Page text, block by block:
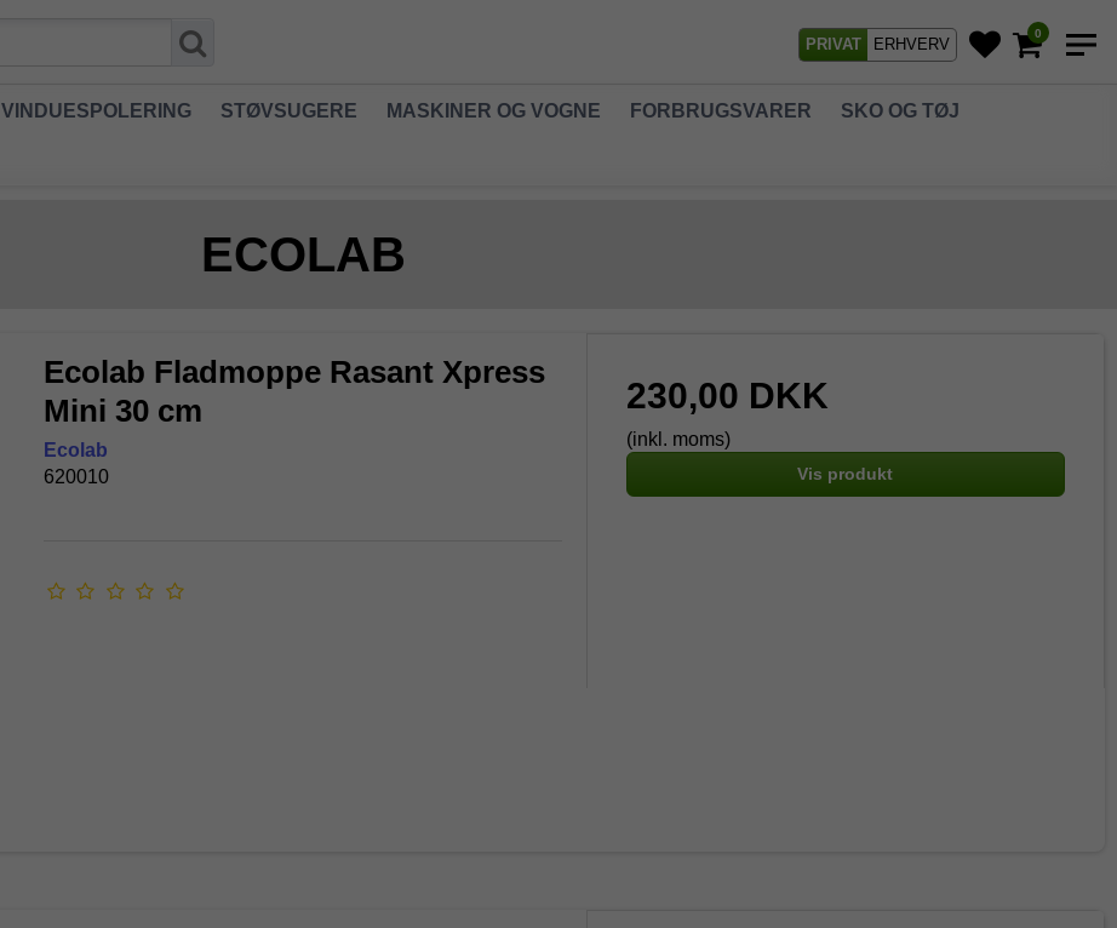
PRIVAT ERHVERV
0
VINDUESPOLERING STØVSUGERE MASKINER OG VOGNE FORBRUGSVARER SKO OG TØJ
ECOLAB
Ecolab Fladmoppe Rasant Xpress
Mini 30 cm
Ecolab
620010
230,00 DKK
(inkl. moms)
Vis produkt